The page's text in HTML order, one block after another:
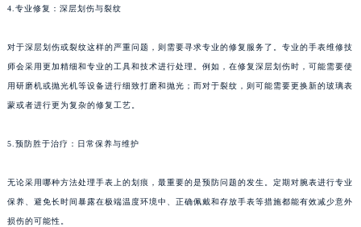
4.专业修复：深层划伤与裂纹
对于深层划伤或裂纹这样的严重问题，则需要寻求专业的修复服务了。专业的手表维修技
师会采用更加精细和专业的工具和技术进行处理。例如，在修复深层划伤时，可能需要使
用研磨机或抛光机等设备进行细致打磨和抛光；而对于裂纹，则可能需要更换新的玻璃表
蒙或者进行更为复杂的修复工艺。
5.预防胜于治疗：日常保养与维护
无论采用哪种方法处理手表上的划痕，最重要的是预防问题的发生。定期对腕表进行专业
保养、避免长时间暴露在极端温度环境中、正确佩戴和存放手表等措施都能有效减少意外
损伤的可能性。